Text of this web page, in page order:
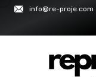
info@re-proje.com